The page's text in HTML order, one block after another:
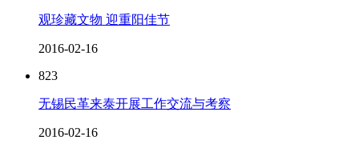
观珍藏文物 迎重阳佳节
2016-02-16
823
无锡民革来泰开展工作交流与考察
2016-02-16